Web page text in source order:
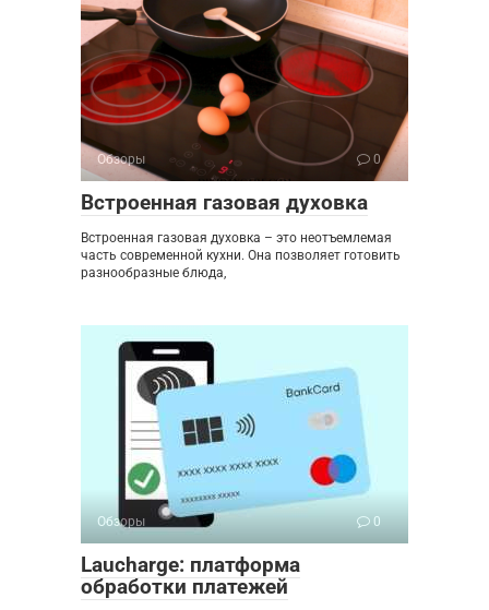
Обзоры 0
Встроенная газовая духовка
Встроенная газовая духовка – это неотъемлемая
часть современной кухни. Она позволяет готовить
разнообразные блюда,
Обзоры 0
Laucharge: платформа
обработки платежей